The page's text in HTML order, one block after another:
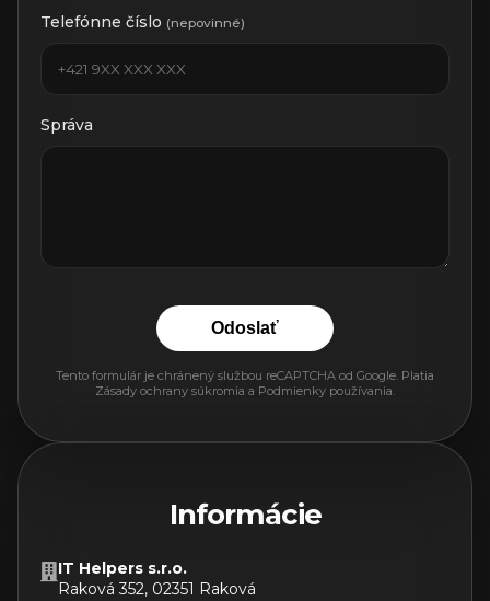
Telefónne číslo (nepovinné)
Správa
Odoslať
Tento formulár je chránený službou reCAPTCHA od Google. Platia
Zásady ochrany súkromia a Podmienky používania
Informácie
IT Helpers s.r.o.
Raková 352, 02351 Raková